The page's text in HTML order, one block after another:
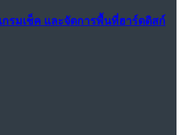
กรมเช็ค และจัดการพื้นที่ฮาร์ดดิสก์